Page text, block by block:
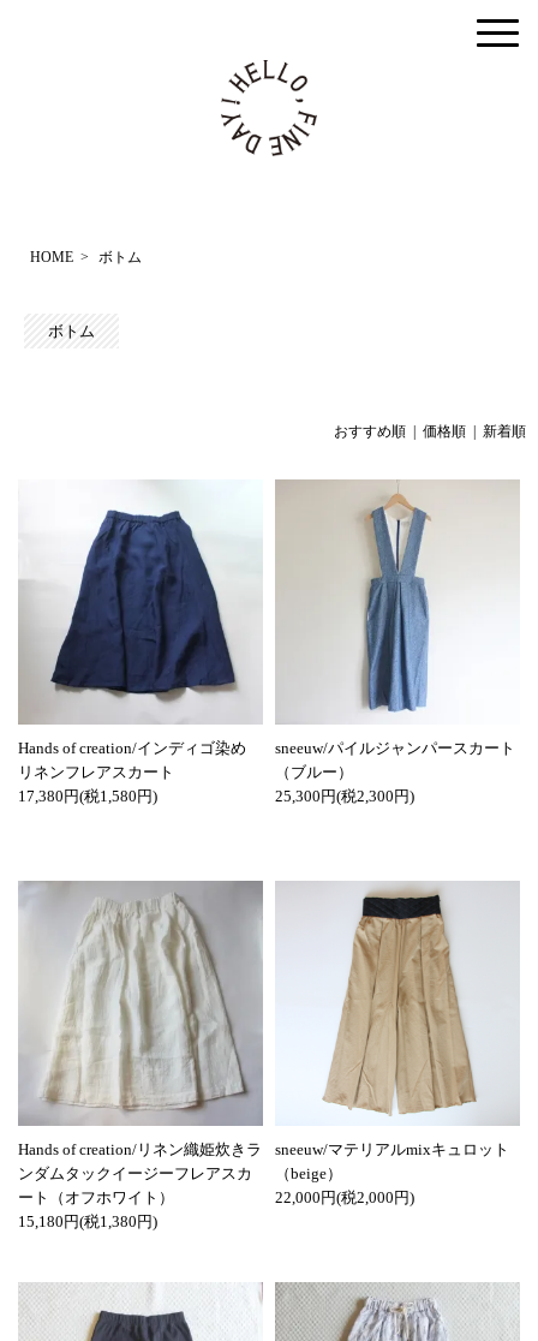
HOME > ボトム
ボトム
おすすめ順 | 価格順 新着順
Hands of creation/インディゴ染め
リネンフレアスカート
17,380円(税1,580円)
sneeuw/パイルジャンパースカート
（ブルー）
25,300円(税2,300円)
Hands of creation/リネン織姫炊きラ
ンダムタックイージーフレアスカ
ート（オフホワイト）
15,180円(税1,380円)
sneeuw/マテリアルmixキュロット
（beige）
22,000円(税2,000円)